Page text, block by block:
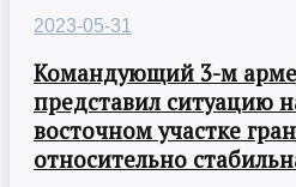
2023-05-31
Командующий 3-м
представил ситуацию
восточном участке
относительно